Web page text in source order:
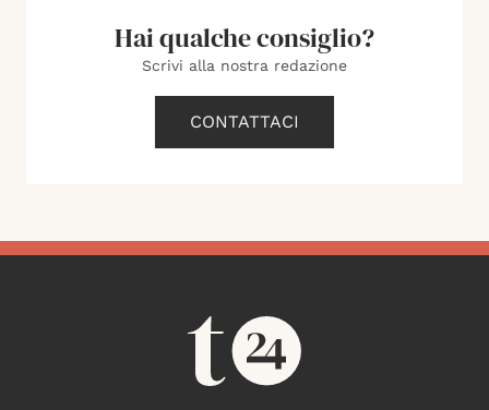
Hai qualche consiglio?
Scrivi alla nostra redazione
CONTATTACI